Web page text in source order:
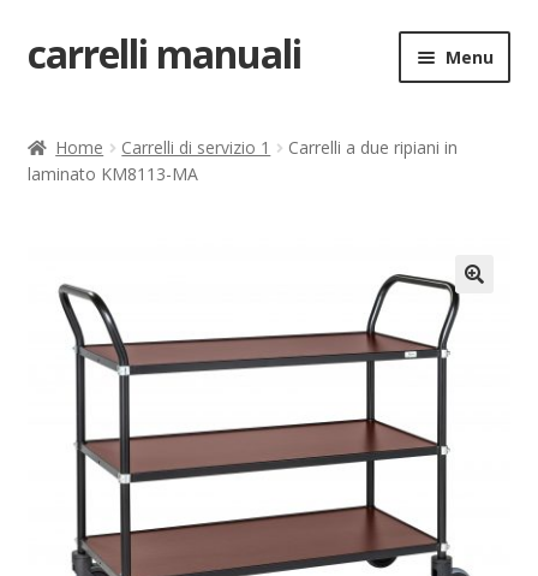
Vai
alla
Vai
al
carrelli manuali Menu
Carrello
Come ordinare
Come registrarsi al sito
Contatti
Dove siamo
Home Carrelli di servizio 1
Carrelli a due ripiani in
laminato KM8113-MA